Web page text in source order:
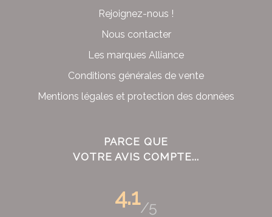
Rejoignez-nous !
Nous contacter
Les marques Alliance
Conditions générales de vente
Mentions légales et protection des données
PARCE QUE
VOTRE AVIS COMPTE...
4.1/5